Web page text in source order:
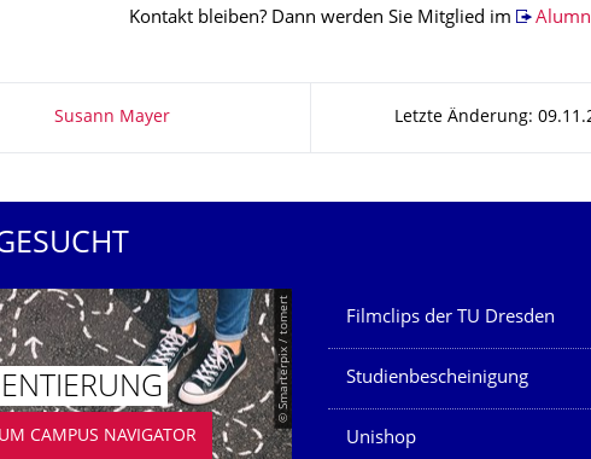
Kontakt bleiben? Dann werden Sie Mitglied im
Susann Mayer Letzte Änderung:
© Smarterpix / tomert
CAMPUS NAVIGATOR
Unsere Dienste
Filmclips der TU Dresden
Studienbescheinigung
Unishop